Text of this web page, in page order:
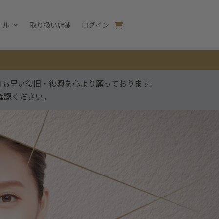
ル 取り扱い店舗 ログイン
早い復旧・復興を心より願っております。
ください。